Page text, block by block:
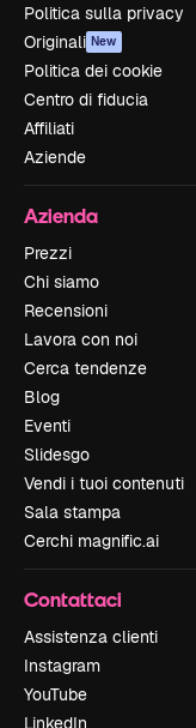
Politica sulla privacy
Originali New
Politica dei cookie
Centro di fiducia
Affiliati
Aziende
Azienda
Prezzi
Chi siamo
Recensioni
Lavora con noi
Cerca tendenze
Blog
Eventi
Slidesgo
Vendi i tuoi contenuti
Sala stampa
Cerchi magnific.ai
Contattaci
Assistenza clienti
Instagram
YouTube
LinkedIn